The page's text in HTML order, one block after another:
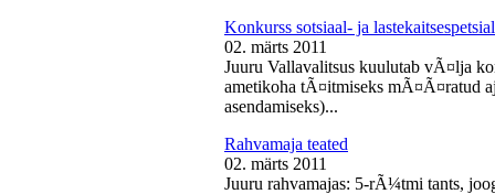
Konkurss sotsiaal- ja
02. märts 2011
Juuru Vallavalitsus kuulutab vÃ¤lja
ametikoha tÃ¤itmiseks mÃ¤Ã¤ratud
asendamiseks)...
Rahvamaja teated
02. märts 2011
Juuru rahvamajas: 5-rÃ¼tmi tants,